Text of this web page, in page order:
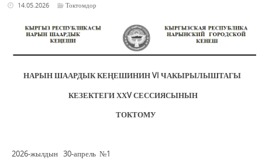
14.05.2026 Токтомдор
НАРЫН ШААРДЫК КЕҢЕШИНИН VI ЧАКЫРЫЛЫШТАГЫ
КЕЗЕКТЕГИ ХХVСЕССИЯСЫНЫН
ТОКТОМУ
2026-жылдын 30-апрель №1